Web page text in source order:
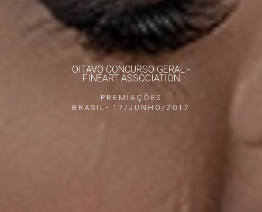
PREMIAÇÕES
BRASIL
17/JUNHO/2017
OITAVO CONCURSO GERAL -
FINEART ASSOCIATION